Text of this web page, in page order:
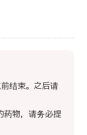
结束。之后请
药物，请务必提